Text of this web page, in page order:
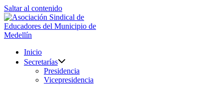
Saltar al contenido
Inicio
Secretarías
Presidencia
Vicepresidencia